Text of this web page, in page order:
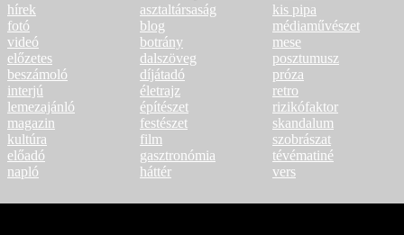
hírek
fotó
videó
előzetes
beszámoló
interjú
lemezajánló
magazin
kultúra
előadó
napló
asztaltársaság
blog
botrány
dalszöveg
díjátadó
életrajz
építészet
festészet
film
gasztronómia
háttér
kis pipa
médiaművészet
mese
posztumusz
próza
retro
rizikófaktor
skandalum
szobrászat
tévématiné
vers